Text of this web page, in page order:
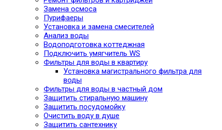
Замена осмоса
Пурифаеры
Установка и замена смесителей
Анализ воды
Водоподготовка коттеджная
Подключить умягчитель WS
Фильтры для воды в квартиру
Установка магистрального фильтра для
воды
Фильтры для воды в частный дом
Защитить стиральную машину
Защитить посудомойку
Очистить воду в душе
Защитить сантехнику